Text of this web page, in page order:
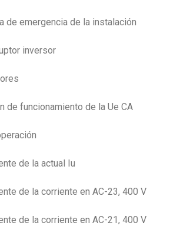
de emergencia de la instalación
inversor
de funcionamiento de la Ue CA
de la actual Iu
de la corriente en AC-23, 400 V
de la corriente en AC-21, 400 V